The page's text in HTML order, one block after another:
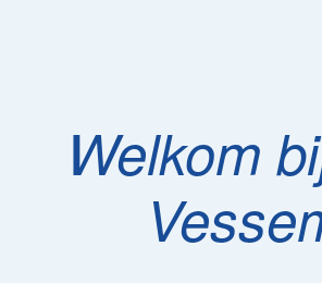
Welkom